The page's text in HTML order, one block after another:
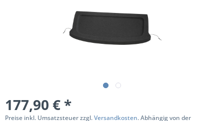
177,90 € *
Preise inkl. Umsatzsteuer zzgl.Versandkosten. Abhängig von der